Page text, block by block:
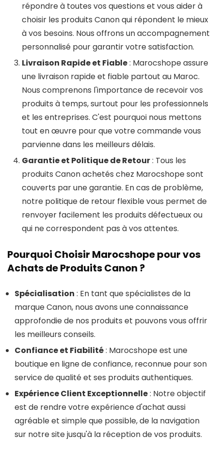
répondre à toutes vos questions et vous aider à
choisir les produits Canon qui répondent le mieux
à vos besoins. Nous offrons un accompagnement
personnalisé pour garantir votre satisfaction.
Livraison Rapide et Fiable: Marocshope assure
une livraison rapide et fiable partout au Maroc.
Nous comprenons l'importance de recevoir vos
produits à temps, surtout pour les professionnels
et les entreprises. C'est pourquoi nous mettons
tout en œuvre pour que votre commande vous
parvienne dans les meilleurs délais.
Garantie et Politique de Retour: Tous les
produits Canon achetés chez Marocshope sont
couverts par une garantie. En cas de problème,
notre politique de retour flexible vous permet de
renvoyer facilement les produits défectueux ou
qui ne correspondent pas à vos attentes.
Pourquoi Choisir Marocshope pour vos
Achats de Produits Canon ?
Spécialisation : En tant que spécialistes de la
marque Canon, nous avons une connaissance
approfondie de nos produits et pouvons vous offrir
les meilleurs conseils.
Confiance et Fiabilité: Marocshope est une
boutique en ligne de confiance, reconnue pour son
service de qualité et ses produits authentiques.
Expérience Client Exceptionnelle: Notre objectif
est de rendre votre expérience d'achat aussi
agréable et simple que possible, de la navigation
sur notre site jusqu'à la réception de vos produits.